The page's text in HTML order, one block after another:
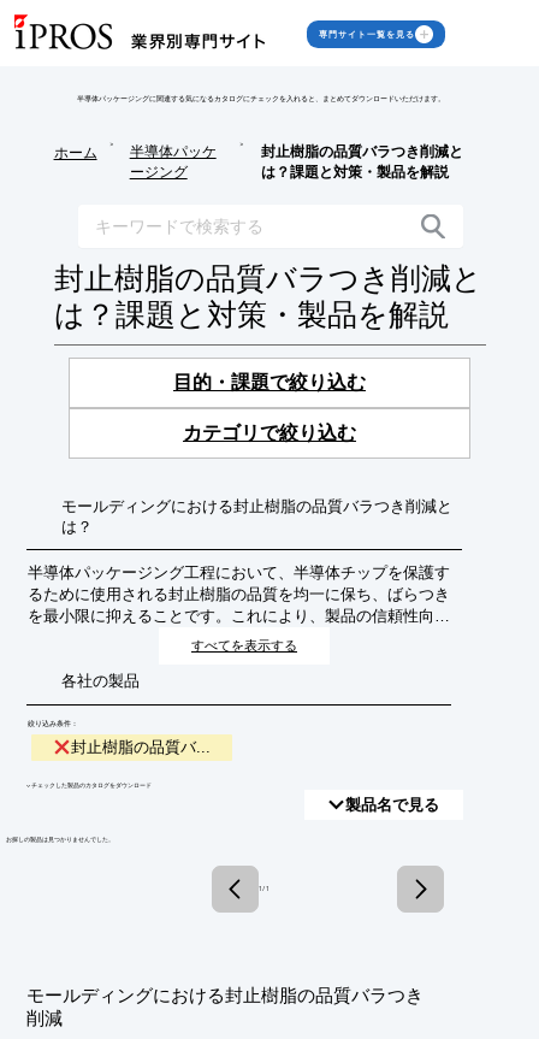
専門サイト一覧を見る
半導体パッケージングに関連する気になるカタログにチェックを入れると、まとめてダウンロードいただけます。
ホーム
>
半導体パッケ
ージング
>
封止樹脂の品質バラつき削減と
は？課題と対策・製品を解説
封止樹脂の品質バラつき削減と
は？課題と対策・製品を解説
目的・課題で絞り込む
カテゴリで絞り込む
モールディングにおける封止樹脂の品質バラつき削減と
は？
半導体パッケージング工程において、半導体チップを保護す
るために使用される封止樹脂の品質を均一に保ち、ばらつき
を最小限に抑えることです。これにより、製品の信頼性向
上、歩留まり改善、および長期的な性能安定化を目指しま
すべてを表示する
各社の製品
絞り込み条件：
封止樹脂の品質バ...
​▼チェックした製品のカタログをダウンロード
製品名で見る
​お探しの製品は見つかりませんでした。
1 / 1
モールディングにおける封止樹脂の品質バラつき
削減